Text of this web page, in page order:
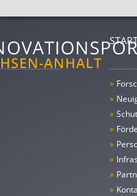
»
»
»
»
»
»
»
»